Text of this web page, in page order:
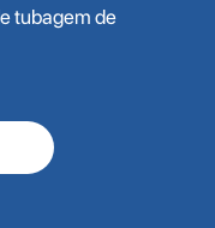
tubagem de